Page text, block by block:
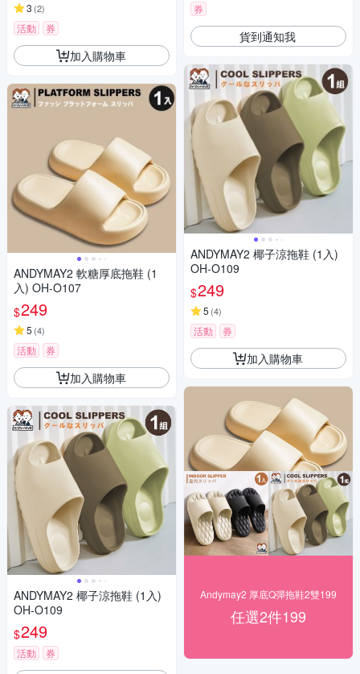
3 (2)
活動 券
加入購物車
ANDYMAY2 軟糖厚底拖鞋 (1
入) OH-O107
$249
5 (4)
活動 券
加入購物車
ANDYMAY2 椰子涼拖鞋 (1入)
OH-O109
$249
活動 券
券
貨到通知我
ANDYMAY2 椰子涼拖鞋 (1入)
OH-O109
$249
5 (4)
活動 券
加入購物車
Andymay2 厚底Q彈拖鞋2雙199
任選2件199